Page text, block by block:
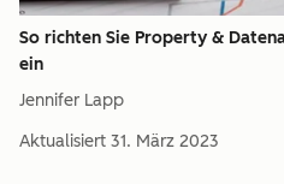
So richten Sie Property &
ein
Jennifer Lapp
Aktualisiert 31. März 2023